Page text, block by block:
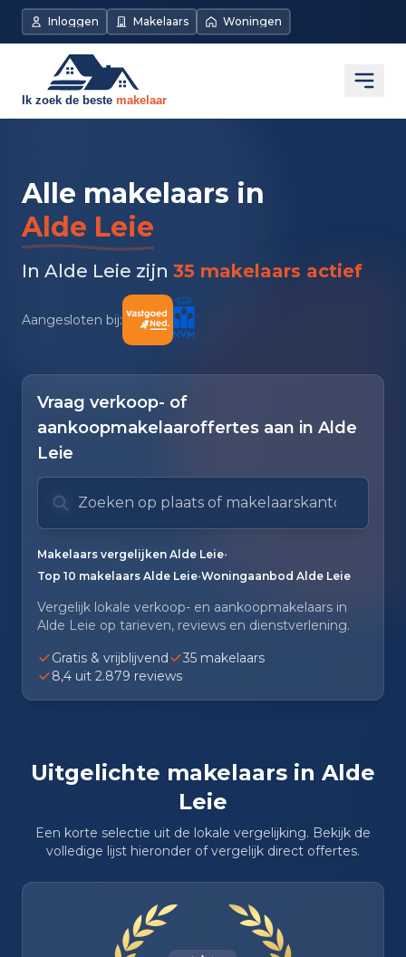
Inloggen Makelaars Woningen
Alle makelaars in
Alde Leie
In Alde Leie zijn 35 makelaars actief
Aangesloten bij:
Vraag verkoop- of
aankoopmakelaaroffertes aan in Alde
Leie
Zoek op plaats of makelaarskantoor
Typ om te zoeken. Gebruik pijl omlaag en pijl
Makelaars vergelijken Alde Leie•
Top 10 makelaars Alde Leie•Woningaanbod Alde Leie
Vergelijk lokale verkoop- en aankoopmakelaars in
Alde Leie op tarieven, reviews en dienstverlening.
Gratis & vrijblijvend
35 makelaars
8,4 uit 2.879 reviews
Uitgelichte makelaars in Alde
Leie
Een korte selectie uit de lokale vergelijking. Bekijk de
volledige lijst hieronder of vergelijk direct offertes.